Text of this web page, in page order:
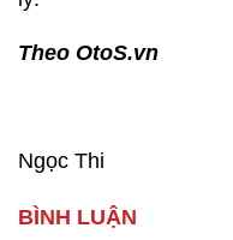
Theo OtoS.vn
Ngọc Thi